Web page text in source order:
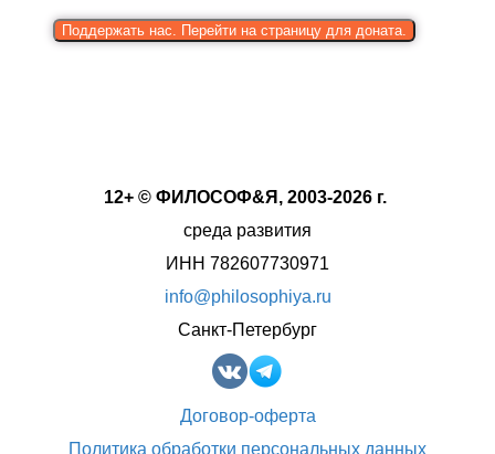
Поддержать нас. Перейти на страницу для доната.
12+ © ФИЛОСОФ&Я, 2003-2026 г.
среда развития
ИНН 782607730971
info@philosophiya.ru
Санкт-Петербург
Договор-оферта
Политика обработки персональных данных